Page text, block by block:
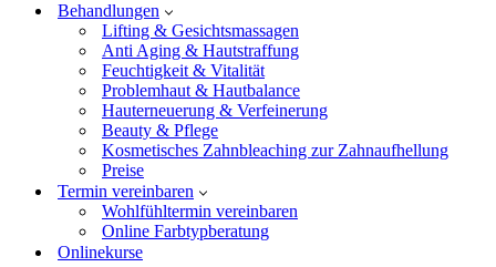
Behandlungen
Lifting & Gesichtsmassagen
Anti Aging & Hautstraffung
Feuchtigkeit & Vitalität
Problemhaut & Hautbalance
Hauterneuerung & Verfeinerung
Beauty & Pflege
Kosmetisches Zahnbleaching zur Zahnaufhellung
Preise
Termin vereinbaren
Wohlfühltermin vereinbaren
Online Farbtypberatung
Onlinekurse